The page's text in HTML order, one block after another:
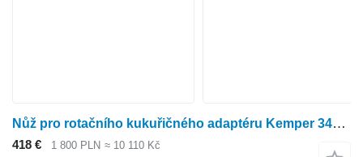
Nůž pro rotačního kukuřičného adaptéru Kemper 345 Plus
418 € 1 800 PLN ≈ 10 110 Kč